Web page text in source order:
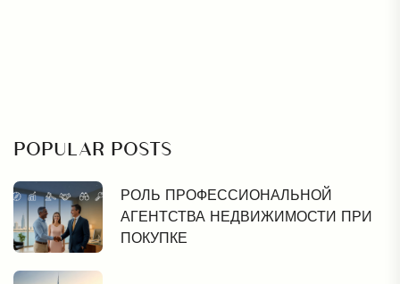
POPULAR POSTS
РОЛЬ ПРОФЕССИОНАЛЬНОЙ
АГЕНТСТВА НЕДВИЖИМОСТИ ПРИ
ПОКУПКЕ